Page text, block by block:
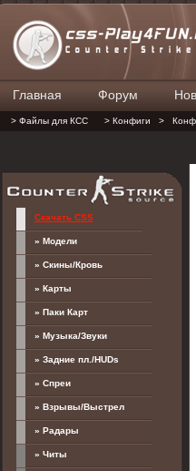
Главная Форум
> Файлы для КСС > Конфиги >
Скачать CSS
» Модели
» Скины/Кровь
» Карты
» Паки Карт
» Музыка/Звуки
» Задние пл./HUDs
» Спреи
» Взрывы/Выстрел
» Радары
» Читы